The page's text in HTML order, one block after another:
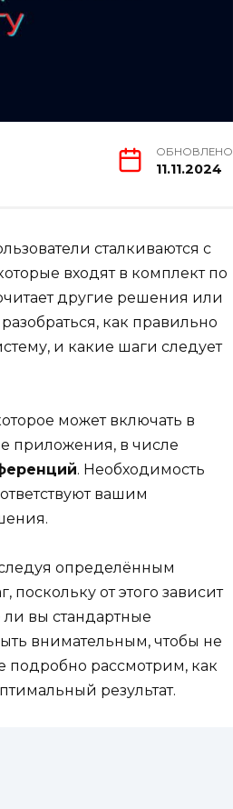
ОБНОВЛЕНО
11.11.2024
сталкиваются с
входят в комплект по
другие решения или
как правильно
и какие шаги следует
может включать в
приложения, в числе
. Необходимость
вашим
определённым
от этого зависит
ли вы стандартные
внимательным, чтобы не
подробно рассмотрим, как
результат.